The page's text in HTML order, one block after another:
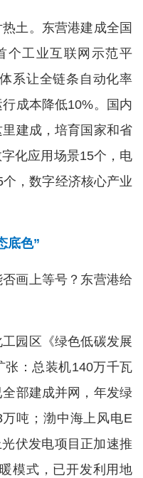
土。东营港建成全国
个工业互联网示范平
系让全链条自动化率
成本降低10%。国内
建成，培育国家和省
化应用场景15个，电
，数字经济核心产业
底色”
画上等号？东营港给
园区《绿色低碳发展
张：总装机140万千瓦
部建成并网，年发绿
吨；渤中海上风电E
伏发电项目正加速推
模式，已开发利用地